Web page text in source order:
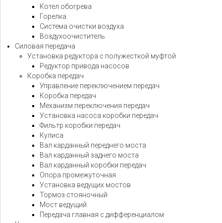
Котел обогрева
Горелка
Система очистки воздуха
Воздухоочиститель
Силовая передача
Установка редуктора с полужесткой муфтой
Редуктор привода насосов
Коробка передач
Управление переключением передач
Коробка передач
Механизм переключения передач
Установка насоса коробки передач
Фильтр коробки передач
Кулиса
Вал карданный переднего моста
Вал карданный заднего моста
Вал карданный коробки передач
Опора промежуточная
Установка ведущих мостов
Тормоз стояночный
Мост ведущий
Передача главная с дифференциалом